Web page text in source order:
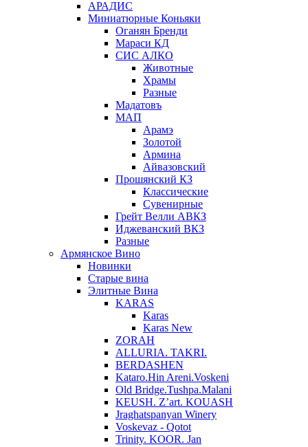
АРАДИС
Миниатюрные Коньяки
Оганян Бренди
Мараси КД
СИС АЛКО
Животные
Храмы
Разные
Мадатовъ
МАП
Арамэ
Золотой
Армина
Айвазовский
Прошянский КЗ
Классические
Сувенирные
Грейт Велли АВКЗ
Иджеванский ВКЗ
Разные
Армянское Вино
Новинки
Старые вина
Элитные Вина
KARAS
Karas
Karas New
ZORAH
ALLURIA. TAKRI.
BERDASHEN
Kataro.Hin Areni.Voskeni
Old Bridge.Tushpa.Malani
KEUSH. Z’art. KOUASH
Jraghatspanyan Winery
Voskevaz - Qotot
Trinity. KOOR. Jan